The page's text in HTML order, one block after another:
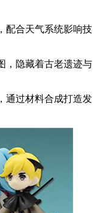
配合天气系统影响技
，隐藏着古老遗迹与
通过材料合成打造发